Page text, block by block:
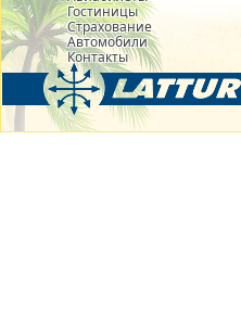
Гостиницы
Страхование
Автомобили
Контакты